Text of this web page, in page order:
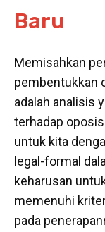
Baru
Memisahkan
pembentukkan
adalah analisis
terhadap
untuk kita
legal-formal
keharusan
memenuhi
pada